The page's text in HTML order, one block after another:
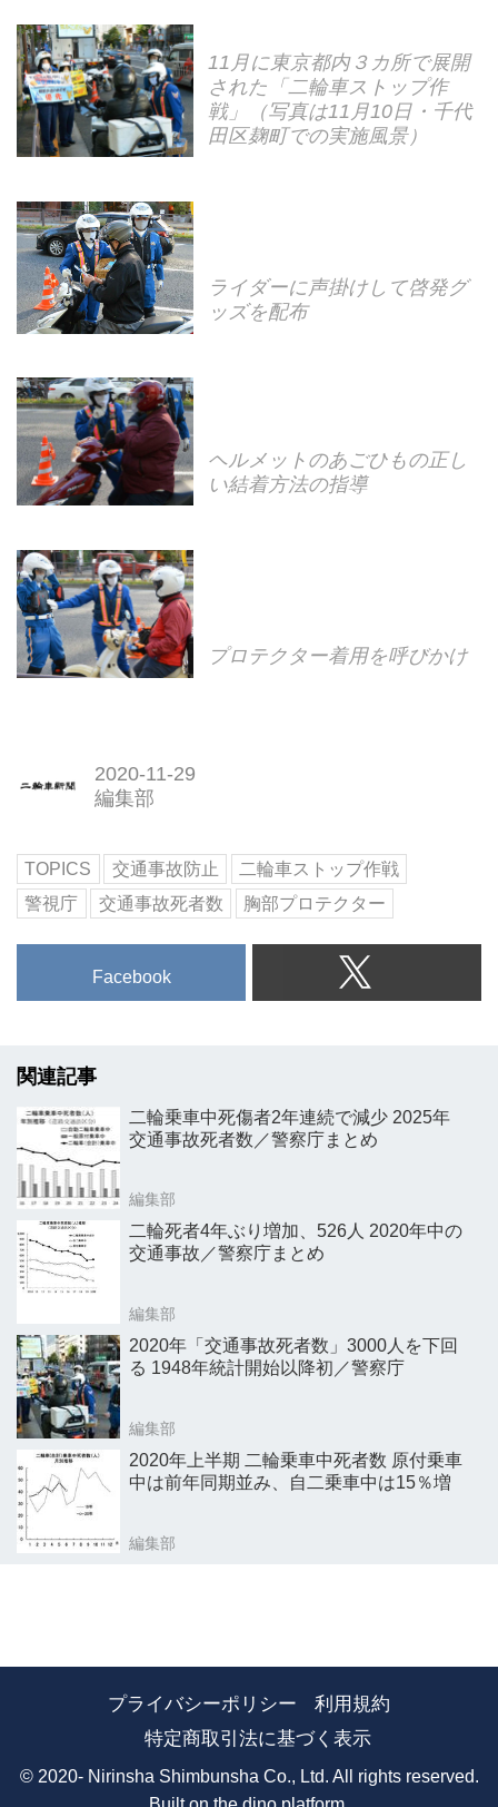
11月に東京都内３カ所で展開
された「二輪車ストップ作
戦」（写真は11月10日・千代
田区麹町での実施風景）
ライダーに声掛けして啓発グ
ッズを配布
ヘルメットのあごひもの正し
い結着方法の指導
プロテクター着用を呼びかけ
2020-11-29
編集部
TOPICS 交通事故防止
二輪車ストップ作戦
警視庁
交通事故死者数 胸部プロテクター
Facebook
関連記事
二輪乗車中死傷者2年連続で減少 2025年
交通事故死者数／警察庁まとめ
編集部
二輪死者4年ぶり増加、526人 2020年中の
交通事故／警察庁まとめ
編集部
2020年「交通事故死者数」3000人を下回
る 1948年統計開始以降初／警察庁
編集部
2020年上半期 二輪乗車中死者数 原付乗車
中は前年同期並み、自二乗車中は15％増
編集部
プライバシーポリシー
利用規約
特定商取引法に基づく表示
© 2020- Nirinsha Shimbunsha Co., Ltd. All rights reserved.